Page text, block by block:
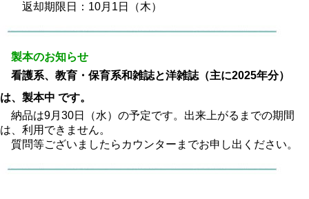
返却期限日：10月1日（木）
製本のお知らせ
看護系、教育・保育系和雑誌と洋雑誌（主に2025年分）
は、製本中 です。
納品は9月30日（水）の予定です。出来上がるまでの期間
は、利用できません。
質問等ございましたらカウンターまでお申し出ください。